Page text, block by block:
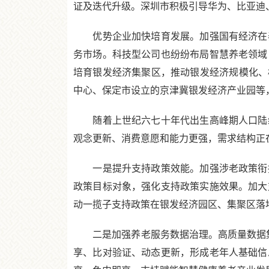
证及迭代升级。深圳市积极引导华为、比亚
优势企业加快培育发展。加强国有经济在
务市场。科技型公司也纷纷布局智慧养老领
培育银发经济集聚区，推动银发经济规模化
中心、保定市设立的京津冀银发经济产业园
随着上世纪六七十年代出生高峰期人口陆
观念更新、消费意愿和能力更强，需求结构
一是提升支持政策效能。加强涉老政策衔
政策目标对象，强化支持政策实施效果。加
动一揽子支持政策在银发经济园区、集聚区
二是加强养老服务数据治理。高质量数据
享、比对验证、动态更新，形成老年人基础